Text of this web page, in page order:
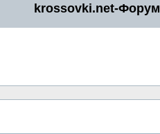
krossovki.net-Форум